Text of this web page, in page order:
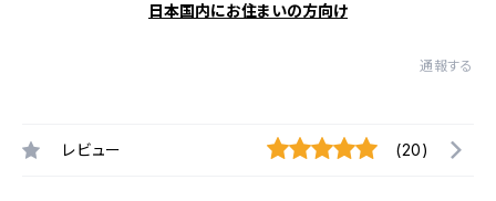
日本国内にお住まいの方向け
通報する
レビュー (20)